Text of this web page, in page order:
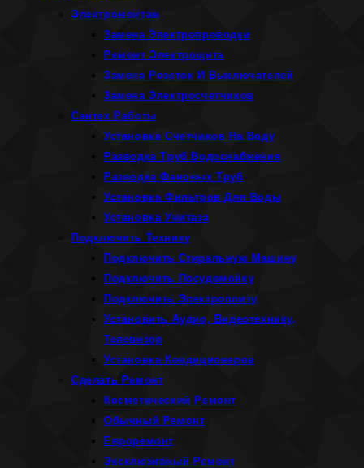
Электромонтаж
Замена Электропроводки
Ремонт Электрощита
Замена Розеток И Выключателей
Замена Электросчетчиков
Сантех Работы
Установка Счетчиков На Воду
Разводка Труб Водоснабжения
Разводка Фановых Труб
Установка Фильтров Для Воды
Установка Унитаза
Подключить Технику
Подключить Стиральную Машину
Подключить Посудомойку
Подключить Электроплиту
Установить Аудио, Видеотехнику,
Телевизор
Установка Кондиционеров
Сделать Ремонт
Косметический Ремонт
Обычный Ремонт
Евроремонт
Эксклюзивный Ремонт